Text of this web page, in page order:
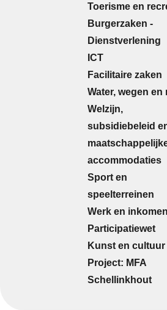
Toerisme en
Burgerzaken -
Dienstverlening
ICT
Facilitaire zaken
Water, wegen en
Welzijn,
subsidiebeleid
accommodaties
Sport en
speelterreinen
Werk en inkomen
Participatiewet
Kunst en cultuur
Project: MFA
Schellinkhout